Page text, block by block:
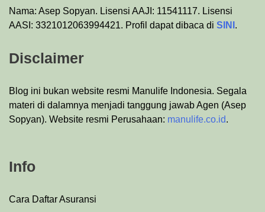
Nama: Asep Sopyan. Lisensi AAJI: 11541117. Lisensi
AASI: 3321012063994421. Profil dapat dibaca di SINI .
Disclaimer
Blog ini bukan website resmi Manulife Indonesia. Segala
materi di dalamnya menjadi tanggung jawab Agen (Asep
Sopyan). Website resmi Perusahaan: manulife.co.id.
Info
Cara Daftar Asuransi